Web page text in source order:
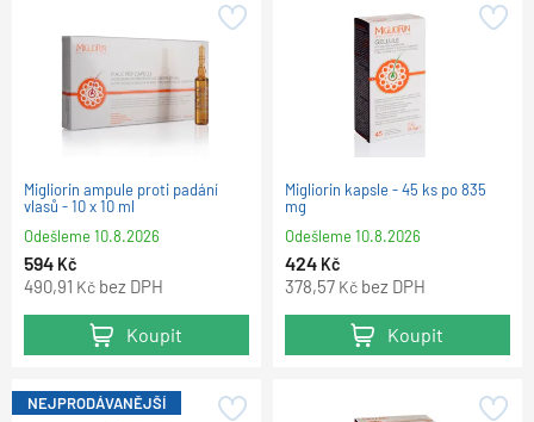
Migliorin ampule proti padání
vlasů - 10 x 10 ml
Odešleme10.8.2026
594 Kč
490,91 Kč bez DPH
Koupit
Migliorin kapsle - 45 ks po 835
mg
Odešleme10.8.2026
424 Kč
378,57 Kč bez DPH
Koupit
NEJPRODÁVANĚJŠÍ